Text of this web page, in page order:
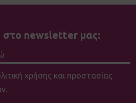
στο newsletter μας:
χρήσης και προστασίας